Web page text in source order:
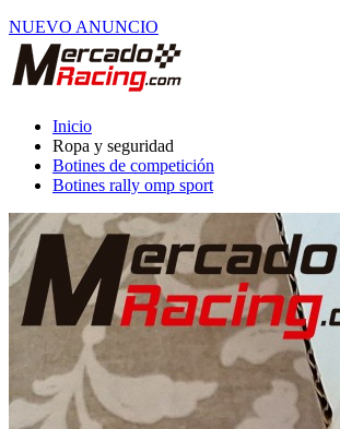
NUEVO ANUNCIO
Inicio
Ropa y seguridad
Botines de competición
Botines rally omp sport